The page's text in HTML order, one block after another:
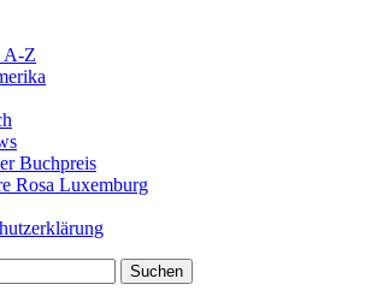
A-Z
Buchpreis
Rosa Luxemburg